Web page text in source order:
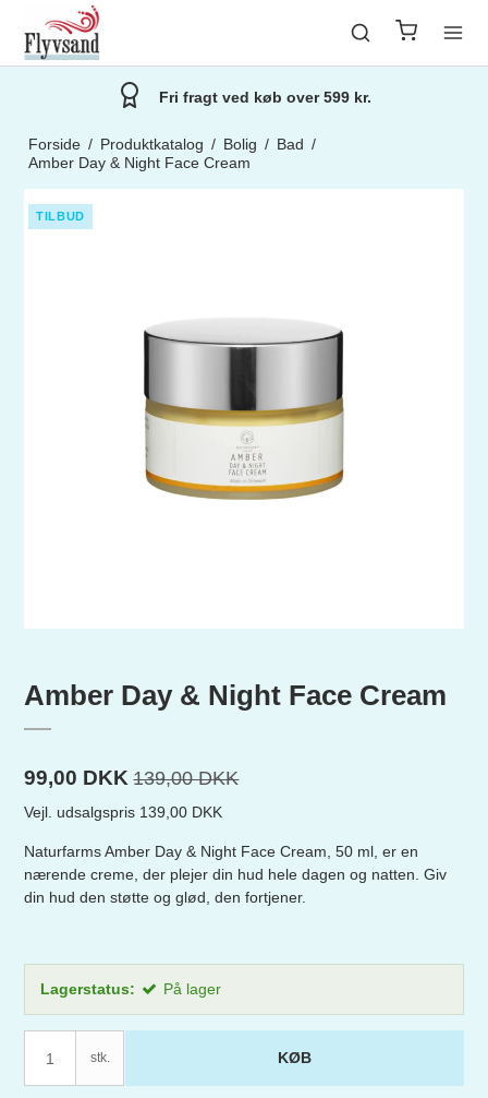
Fri fragt ved køb over 599 kr.
Forside / Produktkatalog / Bolig / Bad /
Amber Day & Night Face Cream
TILBUD
Amber Day & Night Face Cream
99,00 DKK 139,00 DKK
Vejl. udsalgspris 139,00 DKK
Naturfarms Amber Day & Night Face Cream, 50 ml, er en
nærende creme, der plejer din hud hele dagen og natten. Giv
din hud den støtte og glød, den fortjener.
Lagerstatus: På lager
stk. KØB